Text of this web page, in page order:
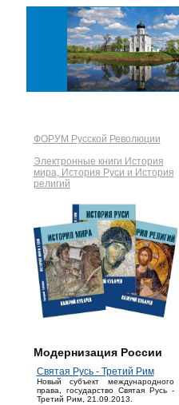
ФОРУМ Русской Революции
Электронные книги История
мира, История Руси и История
религий
Модернизация России
Святая Русь - Третий Рим
Новый субъект международного
права, государство Святая Русь -
Третий Рим, 21.09.2013.